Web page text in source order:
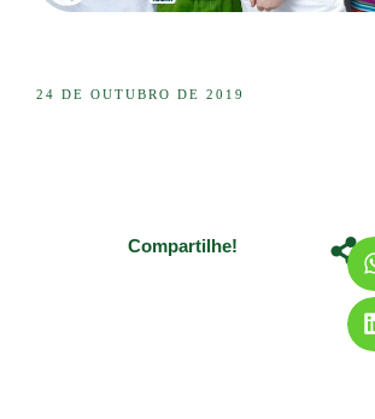
24 DE OUTUBRO DE 2019
Compartilhe!